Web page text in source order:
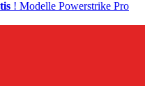
! Modelle Powerstrike Pro